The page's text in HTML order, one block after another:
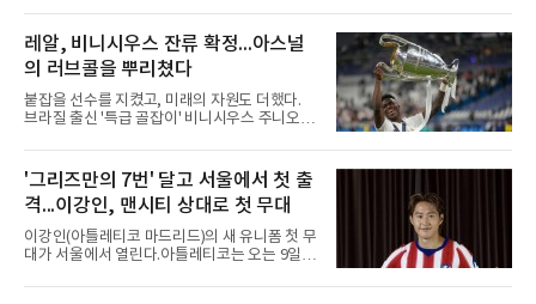
독을 1순위 후보로 정하고 검증한 과정, 이사회
의 최종 승인 경위를 살
다고 밝혔다. 한 번에 다섯 명과 계약한 것은 구
단 역사상 처음으로, 3학년 김강준·신지섭·이서
현·정현웅과 2학년 정하원이 대상이다.오산고의
성적이 배경이 됐다. 올 시즌 백운기 전국 고등학
교 축구대회와 코리아풋볼파크 U-18 챔피언스
컵, K리그 U-17 챔피언십을 잇달아 제패했다.시
기도 맞물렸다. 서울은 9월 시작하는 아시아축
무대 경험을 주려 했다.면면도 다양하다. 측면 공
격수 정현웅은 돌파력이
레알, 비니시우스 잔류 확정...아스널
의 러브콜을 뿌리쳤다
붙잡을 선수를 지켰고, 미래의 자원도 더했다.
브라질 출신 '특급 골잡이' 비니시우스 주니오르
이어간다.스페인 프로축구 프리메라리가 '거함'
레알 마드리드는 7일(한국시간) 비니시우스와
2032년 6월 30일까지 유효한 6년 연장 계약에
합의했다고 공식 발표했다. 비니시우스는 재계
약 확정 후 사회관계망서비스(SNS)에 베르나베
우에서의 8년은 너무 짧다며, 앞으로 6년, 그리
고 영원히 함께하겠다고 애정을 드러냈다.성사
'그리즈만의 7번' 달고 서울에서 첫 출
격...이강인, 맨시티 상대로 첫 무대
이강인(아틀레티코 마드리드)의 새 유니폼 첫 무
대가 서울에서 열린다.아틀레티코는 오는 9일
와 2026 쿠팡플레이 시리즈 친선 경기를 치른다.